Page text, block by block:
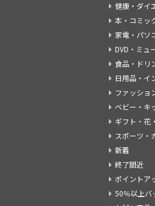
健康・ダイ
本・コミッ
家電・パソ
DVD・ミュ
食品・ドリ
日用品・イ
ファッショ
ベビー・キ
ギフト・花
スポーツ・
新着
終了間近
ポイントア
50％以上バ